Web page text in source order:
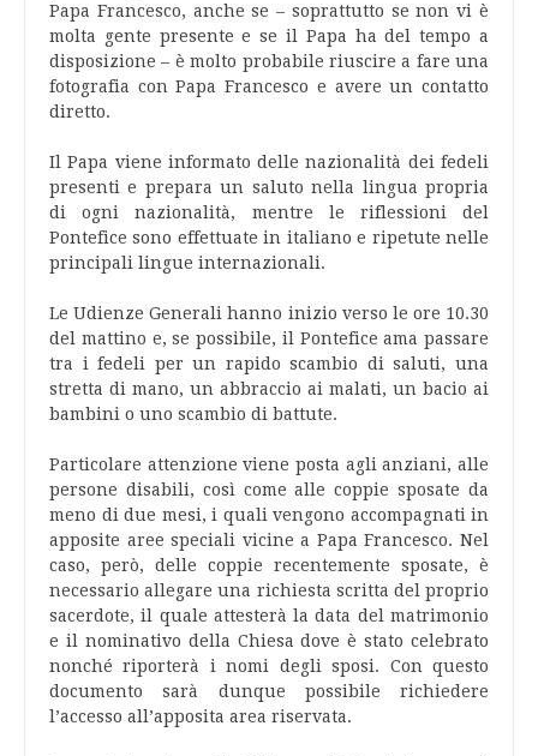
Papa Francesco, anche se – soprattutto se non vi è
molta gente presente e se il Papa ha del tempo a
disposizione – è molto probabile riuscire a fare una
fotografia con Papa Francesco e avere un contatto
diretto.
Il Papa viene informato delle nazionalità dei fedeli
presenti e prepara un saluto nella lingua propria
di ogni nazionalità, mentre le riflessioni del
Pontefice sono effettuate in italiano e ripetute nelle
principali lingue internazionali.
Le Udienze Generali hanno inizio verso le ore 10.30
del mattino e, se possibile, il Pontefice ama passare
tra i fedeli per un rapido scambio di saluti, una
stretta di mano, un abbraccio ai malati, un bacio ai
bambini o uno scambio di battute.
Particolare attenzione viene posta agli anziani, alle
persone disabili, così come alle coppie sposate da
meno di due mesi, i quali vengono accompagnati in
apposite aree speciali vicine a Papa Francesco. Nel
caso, però, delle coppie recentemente sposate, è
necessario allegare una richiesta scritta del proprio
sacerdote, il quale attesterà la data del matrimonio
e il nominativo della Chiesa dove è stato celebrato
nonché riporterà i nomi degli sposi. Con questo
documento sarà dunque possibile richiedere
l’accesso all’apposita area riservata.